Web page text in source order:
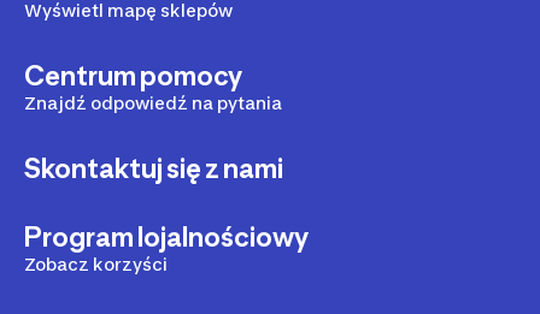
Wyświetl mapę sklepów
Centrum pomocy
Znajdź odpowiedź na pytania
Skontaktuj się z nami
Program lojalnościowy
Zobacz korzyści